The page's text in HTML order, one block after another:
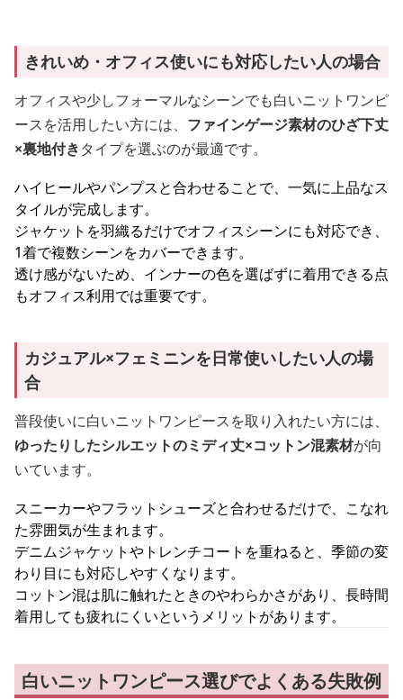
きれいめ・オフィス使いにも対応したい人の場合
オフィスや少しフォーマルなシーンでも白いニットワンピ
ースを活用したい方には、 ファインゲージ素材のひざ下丈
×裏地付きタイプを選ぶのが最適です。
ハイヒールやパンプスと合わせることで、一気に上品なス
タイルが完成します。
ジャケットを羽織るだけでオフィスシーンにも対応でき、
1着で複数シーンをカバーできます。
透け感がないため、インナーの色を選ばずに着用できる点
もオフィス利用では重要です。
カジュアル×フェミニンを日常使いしたい人の場
合
普段使いに白いニットワンピースを取り入れたい方には、
ゆったりしたシルエットのミディ丈×コットン混素材が向
いています。
スニーカーやフラットシューズと合わせるだけで、こなれ
た雰囲気が生まれます。
デニムジャケットやトレンチコートを重ねると、季節の変
わり目にも対応しやすくなります。
コットン混は肌に触れたときのやわらかさがあり、長時間
着用しても疲れにくいというメリットがあります。
白いニットワンピース選びでよくある失敗例